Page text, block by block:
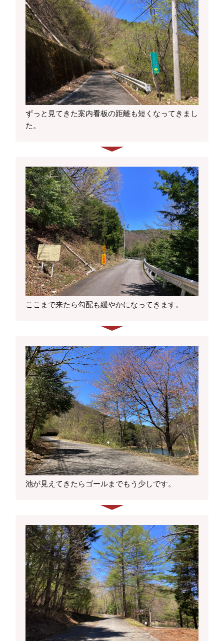
ずっと見てきた案内看板の距離も短くなってきまし
た。
ここまで来たら勾配も緩やかになってきます。
池が見えてきたらゴールまでもう少しです。